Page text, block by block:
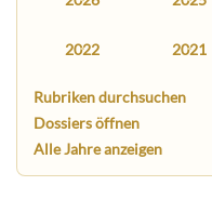
2022 2021
Rubriken durchsuchen
Dossiers öffnen
Alle Jahre anzeigen